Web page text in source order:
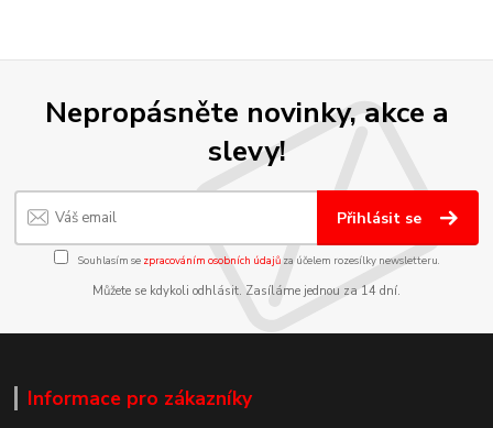
Nepropásněte novinky, akce a
slevy!
Přihlásit se
Souhlasím se zpracováním osobních údajůza účelem rozesílky newsletteru.
Můžete se kdykoli odhlásit. Zasíláme jednou za 14 dní.
Informace pro zákazníky